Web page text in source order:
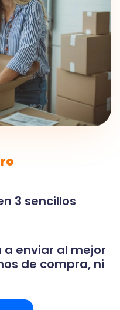
3 sencillos
a enviar al mejor
de compra, ni